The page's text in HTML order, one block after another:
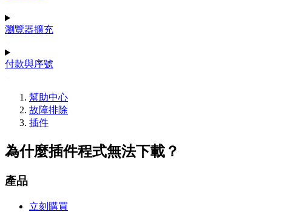
瀏覽器擴充
付款與序號
幫助中心
故障排除
插件
為什麼插件程式無法下載？
產品
立刻購買